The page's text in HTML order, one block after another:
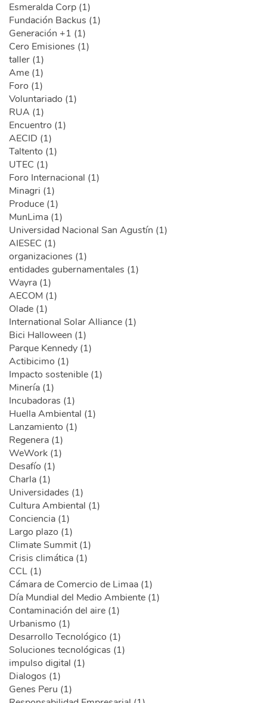
Esmeralda Corp (1)
Fundación Backus (1)
Generación +1 (1)
Cero Emisiones (1)
taller (1)
Ame (1)
Foro (1)
Voluntariado (1)
RUA (1)
Encuentro (1)
AECID (1)
Taltento (1)
UTEC (1)
Foro Internacional (1)
Minagri (1)
Produce (1)
MunLima (1)
Universidad Nacional San Agustín (1)
AIESEC (1)
organizaciones (1)
entidades gubernamentales (1)
Wayra (1)
AECOM (1)
Olade (1)
International Solar Alliance (1)
Bici Halloween (1)
Parque Kennedy (1)
Actibicimo (1)
Impacto sostenible (1)
Minería (1)
Incubadoras (1)
Huella Ambiental (1)
Lanzamiento (1)
Regenera (1)
WeWork (1)
Desafío (1)
Charla (1)
Universidades (1)
Cultura Ambiental (1)
Conciencia (1)
Largo plazo (1)
Climate Summit (1)
Crisis climática (1)
CCL (1)
Cámara de Comercio de Limaa (1)
Día Mundial del Medio Ambiente (1)
Contaminación del aire (1)
Urbanismo (1)
Desarrollo Tecnológico (1)
Soluciones tecnológicas (1)
impulso digital (1)
Dialogos (1)
Genes Peru (1)